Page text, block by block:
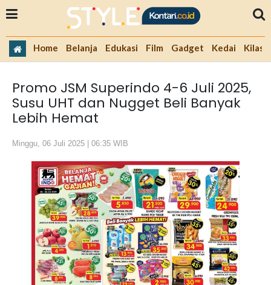
Home Belanja Edukasi Film Gadget Kedai Kilas
Promo JSM Superindo 4-6 Juli 2025,
Susu UHT dan Nugget Beli Banyak
Lebih Hemat
Minggu, 06 Juli 2025 | 06:35 WIB